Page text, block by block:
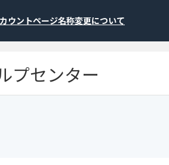
ウントページ名称変更について
プセンター